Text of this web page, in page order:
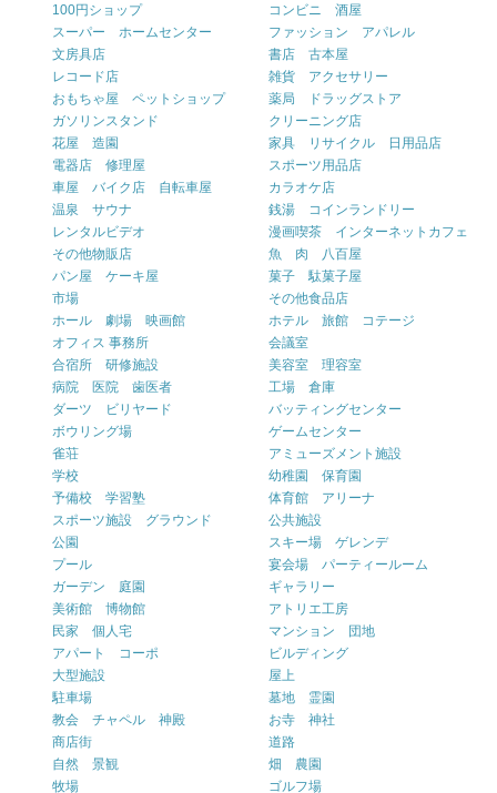
100円ショップ
コンビニ 酒屋
スーパー ホームセンター
ファッション アパレル
文房具店
書店 古本屋
レコード店
雑貨 アクセサリー
おもちゃ屋 ペットショップ
薬局 ドラッグストア
ガソリンスタンド
クリーニング店
花屋 造園
家具 リサイクル 日用品店
電器店 修理屋
スポーツ用品店
車屋 バイク店 自転車屋
カラオケ店
温泉 サウナ
銭湯 コインランドリー
レンタルビデオ
漫画喫茶 インターネットカフェ
その他物販店
魚 肉 八百屋
パン屋 ケーキ屋
菓子 駄菓子屋
市場
その他食品店
ホール 劇場 映画館
ホテル 旅館 コテージ
オフィス 事務所
会議室
合宿所 研修施設
美容室 理容室
病院 医院 歯医者
工場 倉庫
ダーツ ビリヤード
バッティングセンター
ボウリング場
ゲームセンター
雀荘
アミューズメント施設
学校
幼稚園 保育園
予備校 学習塾
体育館 アリーナ
スポーツ施設 グラウンド
公共施設
公園
スキー場 ゲレンデ
プール
宴会場 パーティールーム
ガーデン 庭園
ギャラリー
美術館 博物館
アトリエ工房
民家 個人宅
マンション 団地
アパート コーポ
ビルディング
大型施設
屋上
駐車場
墓地 霊園
教会 チャペル 神殿
お寺 神社
商店街
道路
自然 景観
畑 農園
牧場
ゴルフ場